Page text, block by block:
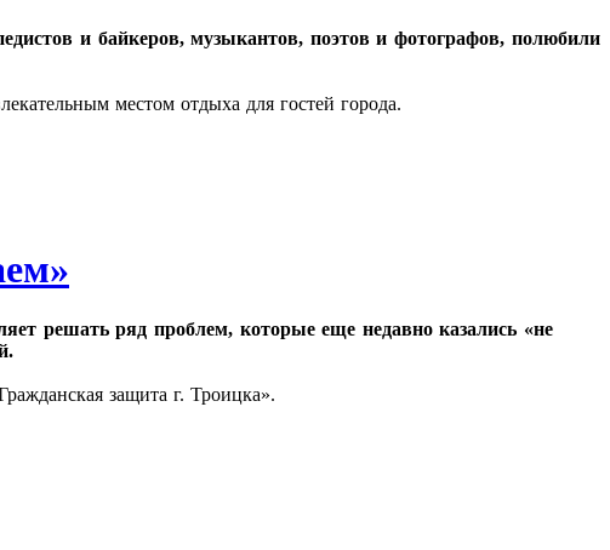
и байкеров, музыкантов, поэтов и фотографов, полюбили
местом отдыха для гостей города.
решать ряд проблем, которые еще недавно казались «не
защита г. Троицка».